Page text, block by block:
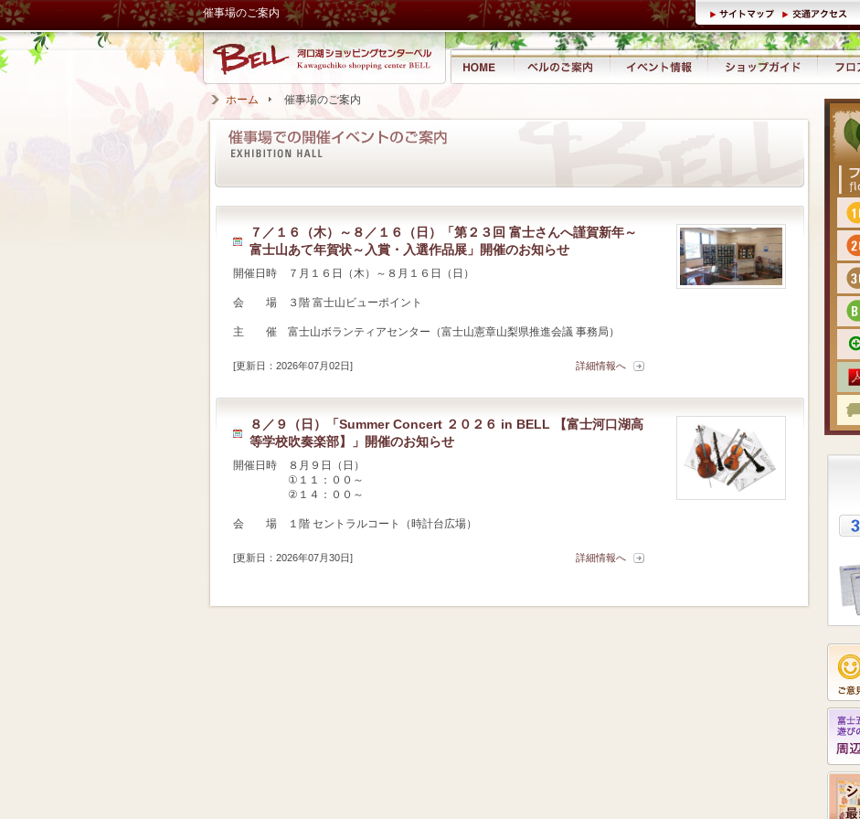
催事場のご案内
ホーム 催事場のご案内
７／１６（木）～８／１６（日）「第２３回 富士さんへ謹賀新年～
富士山あて年賀状～入賞・入選作品展」開催のお知らせ
開催日時 ７月１６日（木）～８月１６日（日）
会 場 ３階 富士山ビューポイント
主 催 富士山ボランティアセンター（富士山憲章山梨県推進会議 事務局）
[更新日：2026年07月02日] 詳細情報へ
８／９（日）「Summer Concert ２０２６ in BELL 【富士河口湖高
等学校吹奏楽部】」開催のお知らせ
開催日時 ８月９日（日）
①１１：００～
②１４：００～
会 場 １階 セントラルコート（時計台広場）
[更新日：2026年07月30日] 詳細情報へ